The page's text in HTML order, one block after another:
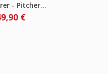
- Pitcher...
€